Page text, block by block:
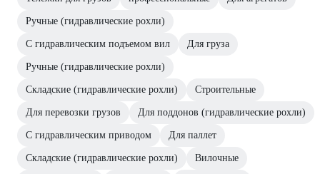
Ручные (гидравлические рохли)
С гидравлическим подъемом вил Для груза
Ручные (гидравлические рохли)
Складские (гидравлические рохли) Строительные
Для перевозки грузов Для поддонов (гидравлические рохли)
С гидравлическим приводом Для паллет
Складские (гидравлические рохли) Вилочные